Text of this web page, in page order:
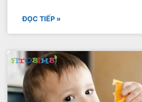
ĐỌC TIẾP »